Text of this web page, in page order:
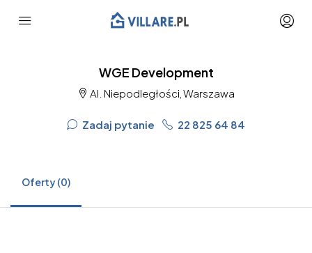
WGE Development
Al. Niepodległości, Warszawa
Zadaj pytanie 22 825 64 84
Oferty (0)